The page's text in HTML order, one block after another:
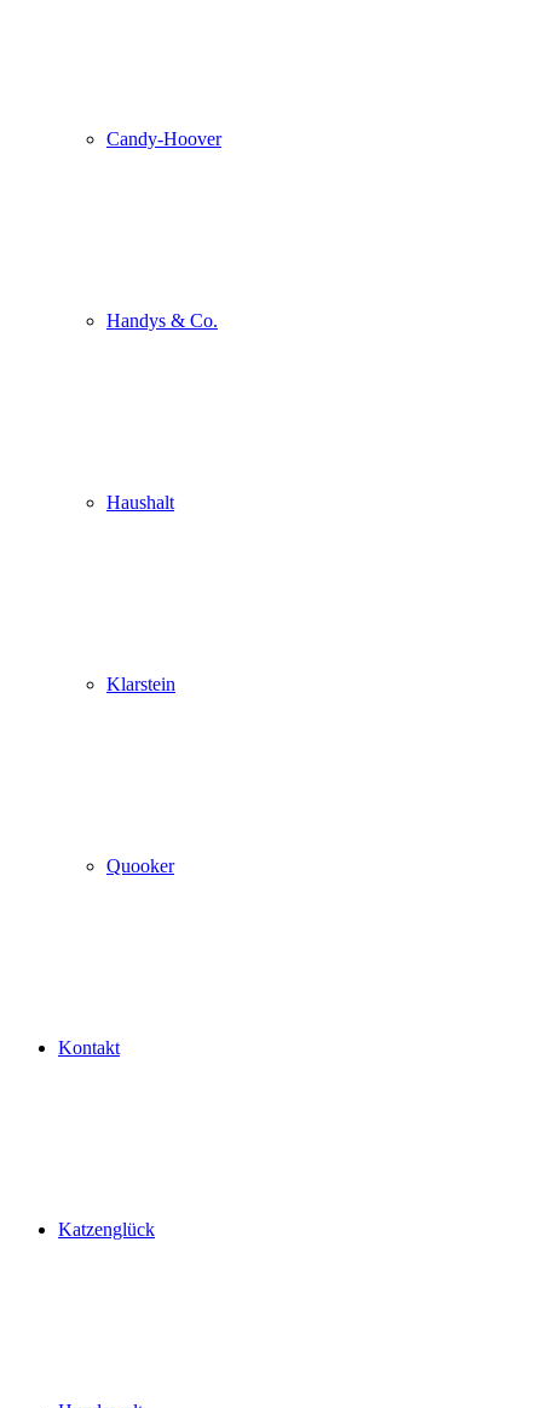
Candy-Hoover
Handys & Co.
Haushalt
Klarstein
Quooker
Kontakt
Katzenglück